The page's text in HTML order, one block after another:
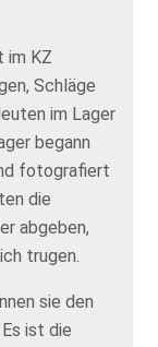
im KZ
Schläge
im Lager
begann
fotografiert
die
abgeben,
trugen.
sie den
ist die